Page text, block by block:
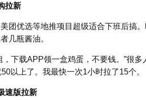
拉新
团优选等地推项目超级适合下班后搞
几瓶酱油。
，下载APP领一盒鸡蛋，不要钱。”很
以上了。我最快一次1小时拉了15个。
速版拉新